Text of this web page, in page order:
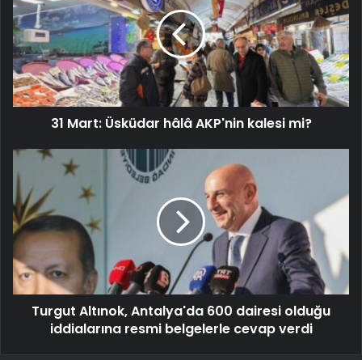
31 Mart: Üsküdar hâlâ AKP'nin kalesi mi?
Turgut Altınok, Antalya'da 600 dairesi olduğu
iddialarına resmi belgelerle cevap verdi